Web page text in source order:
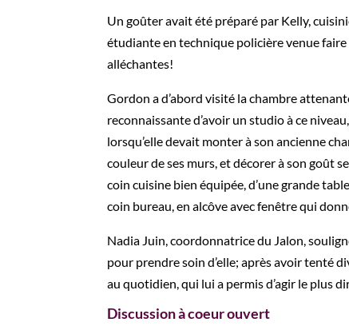
Un goûter avait été préparé par Kelly,
étudiante en technique policière venue
alléchantes!
Gordon a d’abord visité la chambre
reconnaissante d’avoir un studio à ce
lorsqu’elle devait monter à son ancienne
couleur de ses murs, et décorer à son goût
coin cuisine bien équipée, d’une grande
coin bureau, en alcôve avec fenêtre qui
Nadia Juin, coordonnatrice du Jalon,
pour prendre soin d’elle; après avoir tenté
au quotidien, qui lui a permis d’agir le plus
Discussion à coeur ouvert